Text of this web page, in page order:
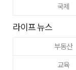
국제
라이프 뉴스
부동산
교육